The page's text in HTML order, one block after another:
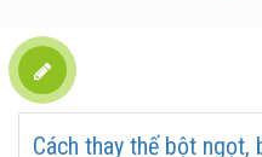
Cách thay thế bột ngọt,